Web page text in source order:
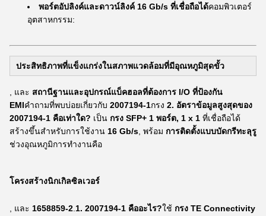
พอร์ตอัปลิงค์และดาวน์ลิงค์ 16 Gb/s ที่เชื่อถือได้คอมพิวเตอร์
อุตสาหกรรม:
ประสิทธิภาพที่แข็งแกร่งในสภาพแวดล้อมที่มีอุณหภูมิสุดขั้ว
, และ สถานีฐานและอุปกรณ์แบ็คฮอลที่ต้องการ I/O ที่ป้องกัน
EMIคำถามที่พบบ่อยเกี่ยวกับ 2007194-1กรง 2. อัตราข้อมูลสูงสุดของ
2007194-1 คือเท่าใด? เป็น กรง SFP+ 1 พอร์ต, 1 x 1 ที่เชื่อถือได้
สร้างขึ้นสำหรับการใช้งาน 16 Gb/s, พร้อม การติดตั้งแบบบัดกรีทะลุรู
ช่วงอุณหภูมิการทำงานคือ
โครงสร้างนิกเกิลซิลเวอร์
, และ 1658859-2.1. 2007194-1 คืออะไร?ใช้ กรง TE Connectivity